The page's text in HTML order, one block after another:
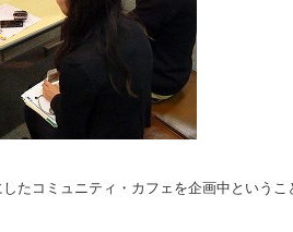
たコミュニティ・カフェを企画中というこ